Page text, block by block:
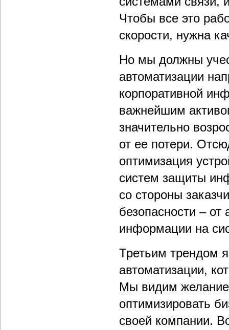
Чтобы все это
скорости, нужна
Но мы должны
автоматизации
корпоративной
важнейшим
значительно
от ее потери.
оптимизация
систем защиты
со стороны
безопасности – от
информации на
Третьим трендом
автоматизации,
Мы видим желание
оптимизировать
своей компании.